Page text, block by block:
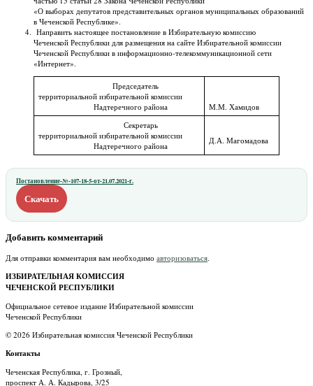
«О выборах депутатов представительных органов муниципальных образований
в Чеченской Республике».
Направить настоящее постановление в Избирательную комиссию
Чеченской Республики для размещения на сайте Избирательной комиссии
Чеченской Республики в информационно-телекоммуникационной сети
«Интернет».
Председатель
территориальной избирательной комиссии
Надтеречного района
М.М. Хамидов
Секретарь
территориальной избирательной комиссии
Надтеречного района
Д.А. Магомадова
Постановление-№-107-18-5-от-21.07.2021-г.
Скачать
Добавить комментарий
Для отправки комментария вам необходимо авторизоваться.
ИЗБИРАТЕЛЬНАЯ КОМИССИЯ
ЧЕЧЕНСКОЙ РЕСПУБЛИКИ
Официальное сетевое издание Избирательной комиссии
Чеченской Республики
© 2026 Избирательная комиссия Чеченской Республики
Контакты
Чеченская Республика, г. Грозный,
проспект А. А. Кадырова, 3/25